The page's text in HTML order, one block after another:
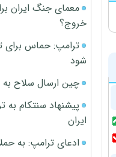
معمای جنگ ایران
خروج؟
ترامپ: حماس برای
شود
چین ارسال سلاح به
پیشنهاد سنتکام به
ایران
ادعای ترامپ: به